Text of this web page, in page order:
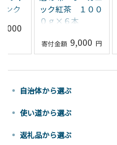
ンク
ック紅茶 １００
０ｇ×６本
9,000
自治体から選ぶ
使い道から選ぶ
返礼品から選ぶ